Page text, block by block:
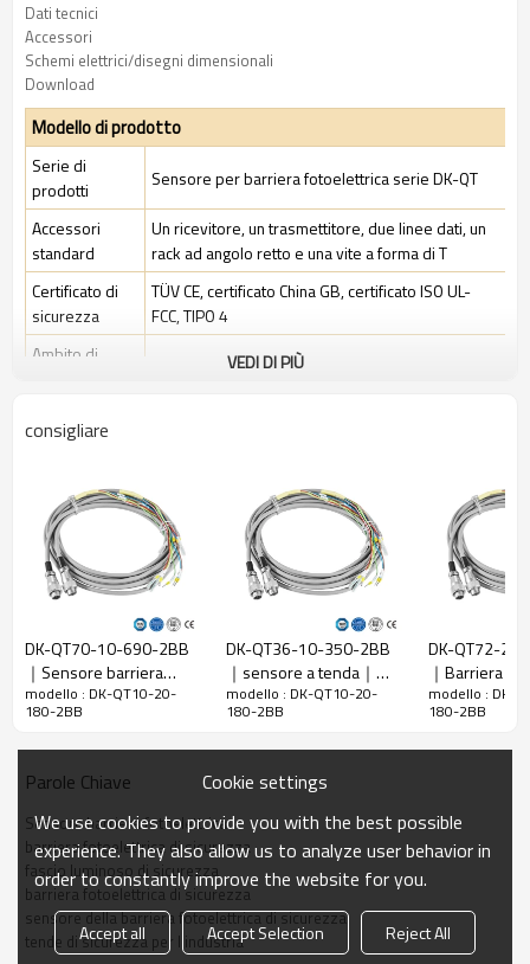
Dati tecnici
Accessori
Schemi elettrici/disegni dimensionali
Download
Modello di prodotto
Serie di
prodotti
Sensore per barriera fotoelettrica serie DK-QT
Accessori
standard
Un ricevitore, un trasmettitore, due linee dati, un
rack ad angolo retto e una vite a forma di T
Certificato di
sicurezza
TÜV CE, certificato China GB, certificato ISO UL-
FCC, TIPO 4
Ambito di
Ambiente industriale standard
Caratteristiche
risoluzione
Controlla la
precisione
28 mm
Numero di
Altezza di
protezione
180 mm
La dimensione
51mm*35mm*L, L è la lunghezza dell'emettitore e
Distanza di
30-6000 mm; 30-45000 mm
Tempo di
risposta
≤15ms
Dati meccanici
Materiale
VEDI DI PIÙ
consigliare
DK-QT70-10-690-2BB
｜Sensore barriera
fotoelettrica｜DADISICK
modello : DK-QT10-20-
180-2BB
DK-QT36-10-350-2BB
｜sensore a tenda｜
DADISICK
modello : DK-QT10-20-
180-2BB
DK-QT72-
｜Barriera
DADISICK
modello : DK-
180-2BB
Parole Chiave
Sensore barriera fotoelettrica
barriera fotoelettrica di sicurezza
fascio luminoso di sicurezza
barriera fotoelettrica di sicurezza
sensore della barriera fotoelettrica di sicurezza
tende di sicurezza per l'industria
Cookie settings
We use cookies to provide you with the best possible
experience. They also allow us to analyze user behavior in
order to constantly improve the website for you.
Accept all Accept Selection Reject All